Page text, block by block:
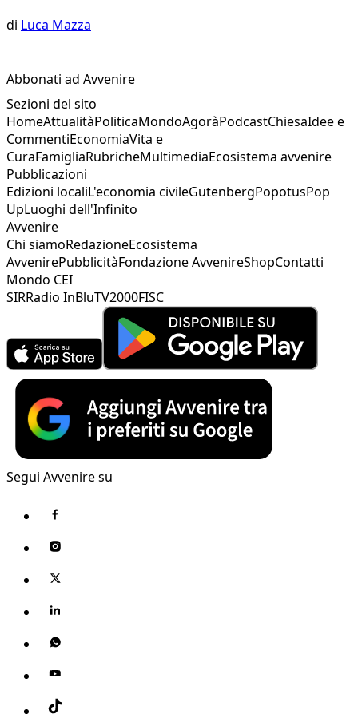
di Luca Mazza
Abbonati ad Avvenire
Sezioni del sito
HomeAttualitàPoliticaMondoAgoràPodcastChiesaIdee e
CommentiEconomiaVita e
CuraFamigliaRubricheMultimediaEcosistema avvenire
Pubblicazioni
Edizioni localiL'economia civileGutenbergPopotusPop
UpLuoghi dell'Infinito
Avvenire
Chi siamoRedazioneEcosistema
AvvenirePubblicitàFondazione AvvenireShopContatti
Mondo CEI
SIRRadio InBluTV2000FISC
Segui Avvenire su